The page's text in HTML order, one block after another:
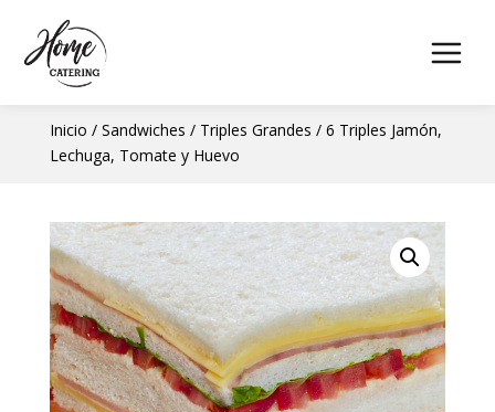
Inicio / Sandwiches / Triples Grandes / 6 Triples Jamón,
Lechuga, Tomate y Huevo